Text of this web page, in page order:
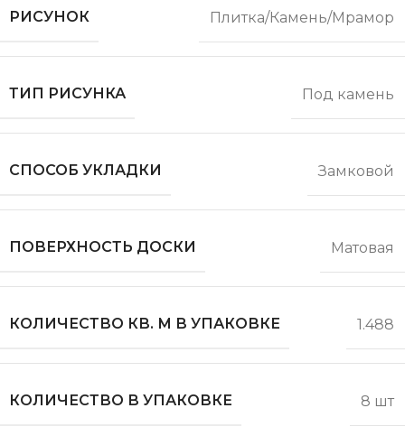
РИСУНОК Плитка/Камень/Мрамор
ТИП РИСУНКА Под камень
СПОСОБ УКЛАДКИ Замковой
ПОВЕРХНОСТЬ ДОСКИ Матовая
КОЛИЧЕСТВО КВ. М В УПАКОВКЕ 1.488
КОЛИЧЕСТВО В УПАКОВКЕ 8 шт